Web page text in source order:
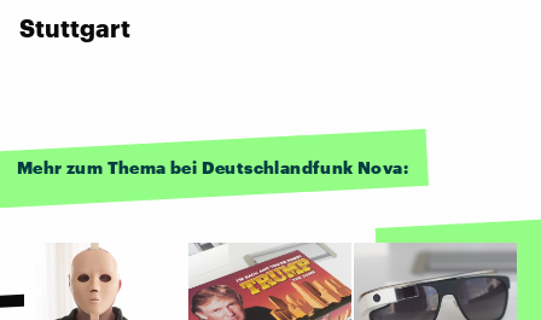
Stuttgart
Mehr zum Thema bei Deutschlandfunk Nova: